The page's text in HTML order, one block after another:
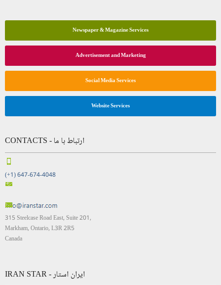
Newspaper & Magazine Services
Advertisement and Marketing
Social Media Services
Website Services
CONTACTS - ارتباط با ما
(+1) 647-674-4048
315 Steelcase Road East, Suite 201,
Markham, Ontario, L3R 2R5
Canada
IRAN STAR - ایران استار